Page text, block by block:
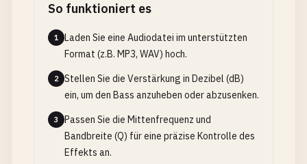
So funktioniert es
1
Laden Sie eine Audiodatei im unterstützten
Format (z.B. MP3, WAV) hoch.
2
Stellen Sie die Verstärkung in Dezibel (dB)
ein, um den Bass anzuheben oder abzusenken.
3
Passen Sie die Mittenfrequenz und
Bandbreite (Q) für eine präzise Kontrolle des
Effekts an.